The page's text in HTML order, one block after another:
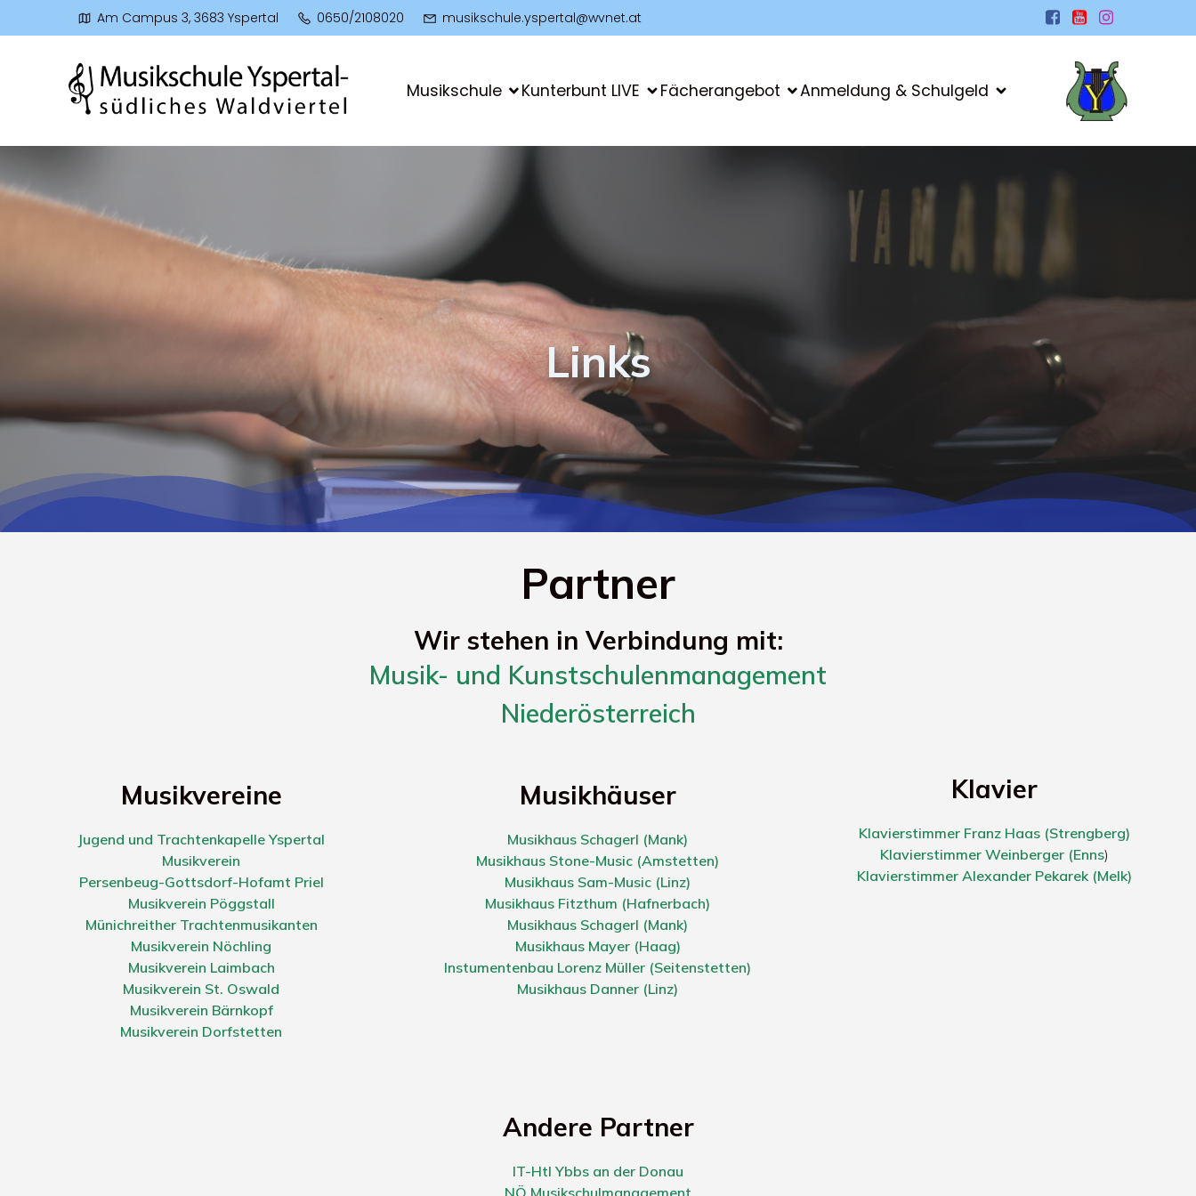
Am Campus 3, 3683 Yspertal 0650/2108020 musikschule.yspertal@wvnet.at
Musikschule Kunterbunt LIVE Fächerangebot Anmeldung & Schulgeld
Links
Partner
Wir stehen in Verbindung mit:
Musik- und Kunstschulenmanagement
Niederösterreich
Musikvereine
Jugend und Trachtenkapelle Yspertal
Musikverein
Persenbeug-Gottsdorf-Hofamt Priel
Musikverein Pöggstall
Münichreither Trachtenmusikanten
Musikverein Nöchling
Musikverein Laimbach
Musikverein St. Oswald
Musikverein Bärnkopf
Musikverein Dorfstetten
Musikhäuser
Musikhaus Schagerl (Mank)
Musikhaus Stone-Music (Amstetten)
Musikhaus Sam-Music (Linz)
Musikhaus Fitzthum (Hafnerbach)
Musikhaus Schagerl (Mank)
Musikhaus Mayer (Haag)
Instumentenbau Lorenz Müller (Seitenstetten)
Musikhaus Danner (Linz)
Klavier
Klavierstimmer Franz Haas (Strengberg)
Klavierstimmer Weinberger (Enns)
Klavierstimmer Alexander Pekarek (Melk)
Andere Partner
IT-Htl Ybbs an der Donau
NÖ Musikschulmanagement